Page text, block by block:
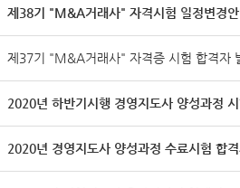
제38기 "M&A거래사" 자격시험 일정변경
제37기 "M&A거래사" 자격증 시험 합격자
2020년 하반기시행 경영지도사 양성과정
2020년 경영지도사 양성과정 수료시험 합